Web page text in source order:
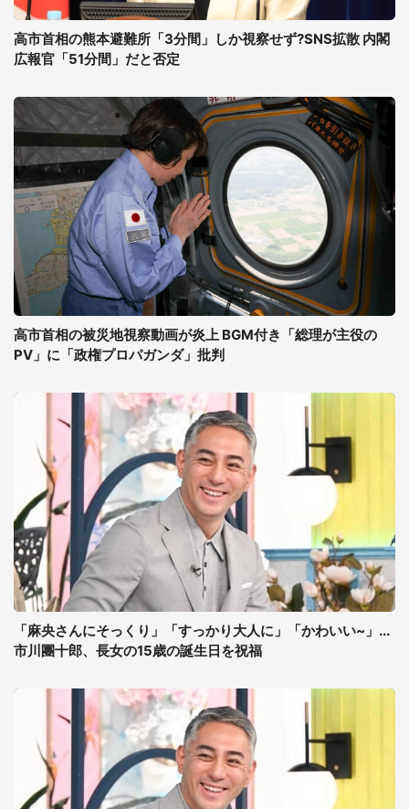
高市首相の熊本避難所「3分間」しか視察せず?SNS拡散 内閣
広報官「51分間」だと否定
高市首相の被災地視察動画が炎上 BGM付き「総理が主役の
PV」に「政権プロパガンダ」批判
「麻央さんにそっくり」「すっかり大人に」「かわいい~」...
市川團十郎、長女の15歳の誕生日を祝福